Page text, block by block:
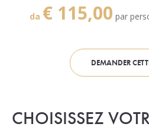
da € 115,00 par
DEMANDER
CHOISISSEZ